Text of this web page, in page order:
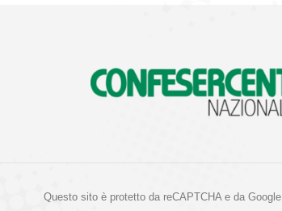
Questo sito è protetto da reCAPTCHA e da Google